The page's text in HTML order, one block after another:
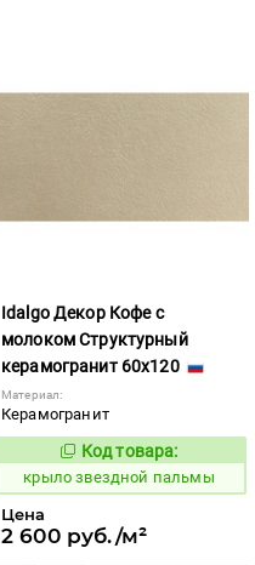
Idalgo Декор Кофе с
молоком Структурный
керамогранит 60x120
Материал:
Керамогранит
831817
Код товара:
крыло звездной пальмы
Цена
2 600 руб./м²